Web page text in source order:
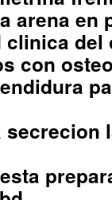
arena en
del
con